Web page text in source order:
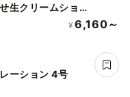
生クリームショー
square-5-p2
¥ 6,160～
ーション 4号